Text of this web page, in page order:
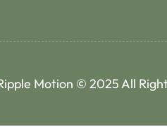
Motion © 2025 All